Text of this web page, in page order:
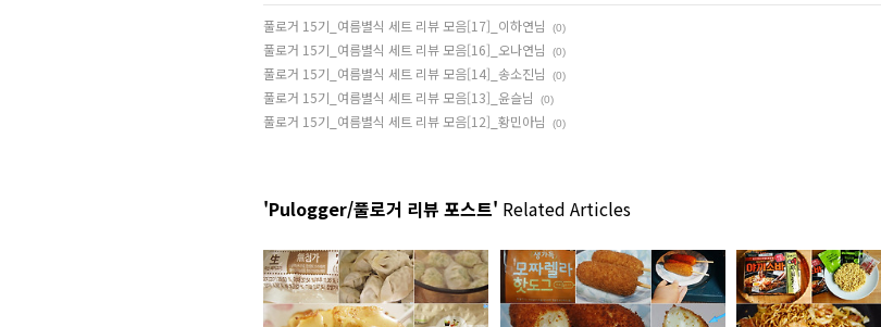
풀로거 15기_여름별식 세트 리뷰 모음[17]_이하연님
(0)
풀로거 15기_여름별식 세트 리뷰 모음[16]_오나연님 (0)
풀로거 15기_여름별식 세트 리뷰 모음[14]_송소진님 (0)
풀로거 15기_여름별식 세트 리뷰 모음[13]_윤슬님 (0)
풀로거 15기_여름별식 세트 리뷰 모음[12]_황민아님 (0)
'Pulogger/풀로거 리뷰 포스트' Related Articles